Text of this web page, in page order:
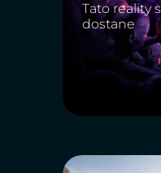
Tato reality
dostane